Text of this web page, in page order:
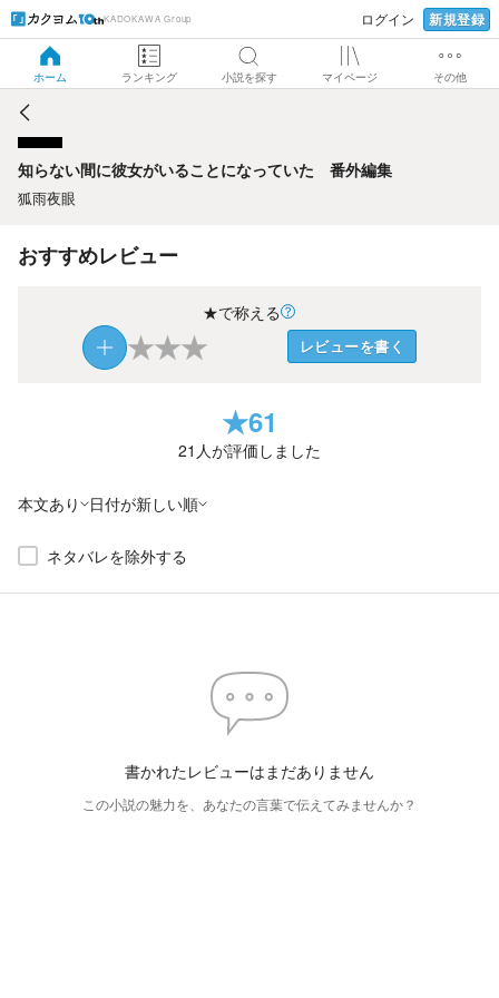
KADOKAWA Group ログイン 新規登録
ホーム ランキング 小説を探す マイページ その他
知らない間に彼女がいることになっていた 番外編集
知らない間に彼女がいることになっていた 番外編集
狐雨夜眼
おすすめレビュー
★で称える
★★★ レビューを書く
★61
21 人が評価しました
本文あり 日付が新しい順
ネタバレを除外する
書かれたレビューはまだありません
この小説の魅力を、あなたの言葉で伝えてみませんか？